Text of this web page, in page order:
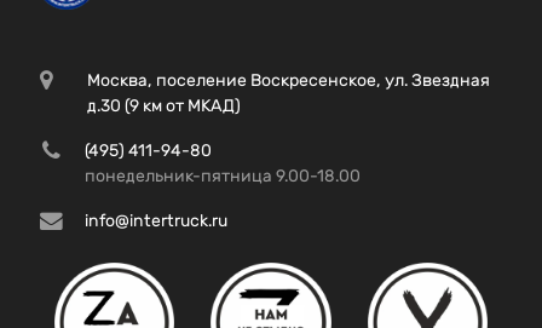
Москва, поселение Воскресенское, ул. Звездная
д.30 (9 км от МКАД)
(495) 411-94-80
понедельник-пятница 9.00-18.00
info@intertruck.ru